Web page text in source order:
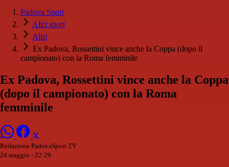
Padova Sport
Altri sport
Altri
Ex Padova, Rossettini vince anche la Coppa (dopo il
campionato) con la Roma femminile
Ex Padova, Rossettini vince anche la Coppa
(dopo il campionato) con la Roma
femminile
Redazione PadovaSport.TV
24 maggio - 22:29